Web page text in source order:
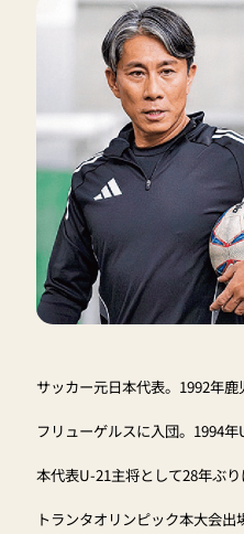
サッカー元日本代表。1992年
フリューゲルスに入団。1994
本代表U-21主将として28年ぶ
トランタオリンピック本大会